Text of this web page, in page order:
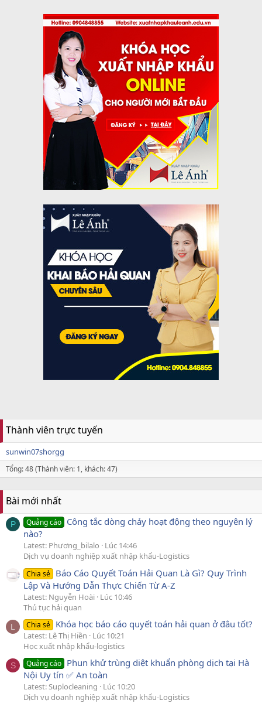
Thành viên trực tuyến
sunwin07shorgg
Tổng: 48 (Thành viên: 1, khách: 47)
Bài mới nhất
P Quảng cáo Công tắc dòng chảy hoạt động theo nguyên lý
nào?
Latest: Phương_bilalo
Lúc 14:46
Dịch vụ doanh nghiệp xuất nhập khẩu-Logistics
Chia sẻ Báo Cáo Quyết Toán Hải Quan Là Gì? Quy Trình
Lập Và Hướng Dẫn Thực Chiến Từ A-Z
Latest: Nguyễn Hoài Lúc 10:46
Thủ tục hải quan
L Chia sẻ Khóa học báo cáo quyết toán hải quan ở đâu tốt?
Latest: Lê Thị Hiền
Lúc 10:21
Học xuất nhập khẩu-logistics
S Quảng cáo Phun khử trùng diệt khuẩn phòng dịch tại Hà
Nội Uy tín ✅ An toàn
Latest: Suplocleaning
Lúc 10:20
Dịch vụ doanh nghiệp xuất nhập khẩu-Logistics